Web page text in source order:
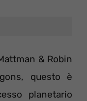
& Robin
questo è
planetario